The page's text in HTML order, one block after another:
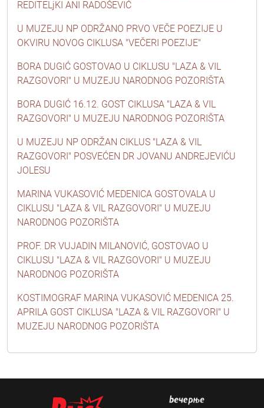
REDITELjKI ANI RADOŠEVIĆ
U MUZEJU NP ODRŽANO PRVO VEČE POEZIJE U
OKVIRU NOVOG CIKLUSA "VEČERI POEZIJE"
BORA DUGIĆ GOSTOVAO U CIKLUSU "LAZA & VIL
RAZGOVORI" U MUZEJU NARODNOG POZORIŠTA
BORA DUGIĆ 16.12. GOST CIKLUSA "LAZA & VIL
RAZGOVORI" U MUZEJU NARODNOG POZORIŠTA
U MUZEJU NP ODRŽAN CIKLUS "LAZA & VIL
RAZGOVORI" POSVEĆEN DR JOVANU ANDREJEVIĆU
JOLESU
MARINA VUKASOVIĆ MEDENICA GOSTOVALA U
CIKLUSU "LAZA & VIL RAZGOVORI" U MUZEJU
NARODNOG POZORIŠTA
PROF. DR VUJADIN MILANOVIĆ, GOSTOVAO U
CIKLUSU "LAZA & VIL RAZGOVORI" U MUZEJU
NARODNOG POZORIŠTA
KOSTIMOGRAF MARINA VUKASOVIĆ MEDENICA 25.
APRILA GOST CIKLUSA "LAZA & VIL RAZGOVORI" U
MUZEJU NARODNOG POZORIŠTA